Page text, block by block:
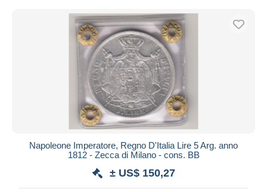
Napoleone Imperatore, Regno D'Italia Lire 5 Arg. anno
1812 - Zecca di Milano - cons. BB
± US$ 150,27